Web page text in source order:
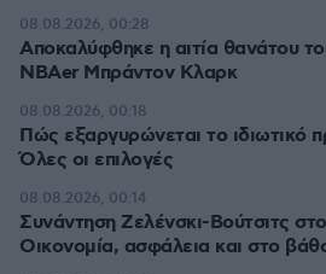
Αποκαλύφθηκε η αιτία θανάτου
NBAer Μπράντον Κλαρκ
08.08.2026, 00:28
Πώς εξαργυρώνεται το ιδιωτικό
Όλες οι επιλογές
08.08.2026, 00:18
Συνάντηση Ζελένσκι-Βούτσιτς
Οικονομία, ασφάλεια και στο
08.08.2026, 00:14